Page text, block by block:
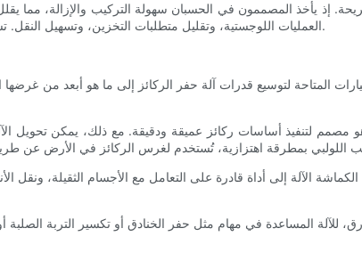
إذ يأخذ المصممون في الحسبان سهولة التركيب والإزالة،
العمليات اللوجستية، وتقليل متطلبات التخزين، وتسهيل النقل. تشكل هذه المبادئ التصميمية مجتمعةً أساس نظام يوفر مرونة لا مثيل لها دون المساس بالموثوقية أو الكفاءة.
المتاحة لتوسيع قدرات آلة حفر الركائز إلى ما هو أبعد من
لتنفيذ أساسات ركائز عميقة ودقيقة. مع ذلك، يمكن تحويل
الآلة إلى أداة قادرة على التعامل مع الأجسام الثقيلة،
للآلة المساعدة في مهام مثل حفر الخنادق أو تكسير التربة